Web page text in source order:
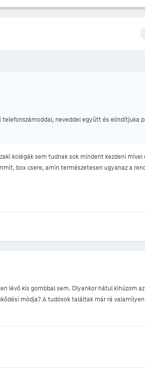
neveddel együtt és elindítjuka
kolégák sem tudnak sok mindent kezdeni mivel
box csere, amin természetesen ugyanaz a
lévő kis gombbal sem. Olyankor hátul kihúzom
módja? A tudósok találtak már rá